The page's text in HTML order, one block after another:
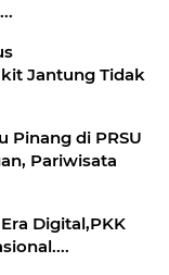
Jantung Tidak
Pinang di PRSU
Pariwisata
Digital,PKK